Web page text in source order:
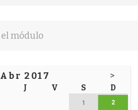
Abr 2017 >
J V S D
1 2